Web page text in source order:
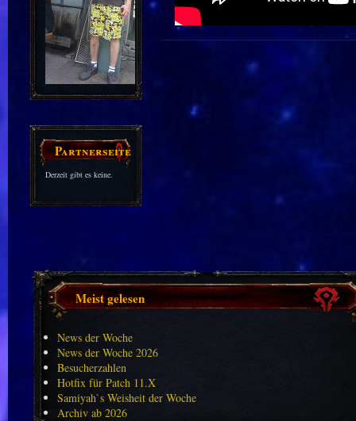
Partnerseiten
Derzeit gibt es keine.
Meist gelesen
News der Woche
News der Woche 2026
Besucherzahlen
Hotfix für Patch 11.X
Samiyah`s Weisheit der Woche
Archiv ab 2026